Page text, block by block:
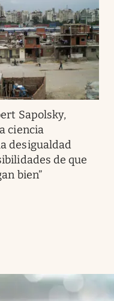
Sapolsky,
ciencia
desigualdad
de que
bien”